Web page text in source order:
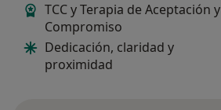
TCC y Terapia de Aceptación y
Compromiso
Dedicación, claridad y
proximidad